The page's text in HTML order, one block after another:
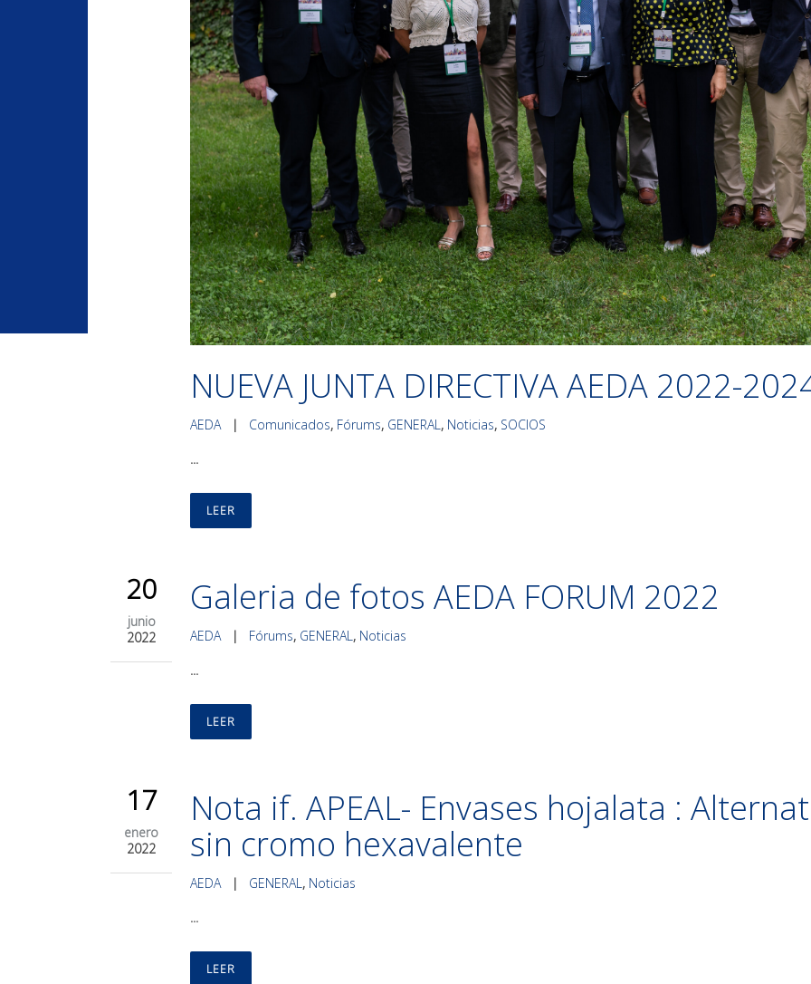
NUEVA JUNTA DIRECTIVA AEDA 2022-
AEDA| Comunicados, Fórums, GENERAL, Noticias, SOCIOS
...
LEER
20
junio
2022
Galeria de fotos AEDA FORUM 2022
AEDA| Fórums, GENERAL, Noticias
...
LEER
17
enero
2022
Nota if. APEAL- Envases hojalata :
sin cromo hexavalente
AEDA| GENERAL, Noticias
...
LEER